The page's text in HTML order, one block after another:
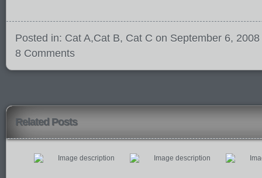
Posted in: Cat A,Cat B, Cat C on September 6, 2008
8 Comments
Related Posts